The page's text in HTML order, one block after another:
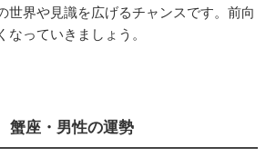
世界や見識を広げるチャンスです。前向
なっていきましょう。
蟹座・男性の運勢